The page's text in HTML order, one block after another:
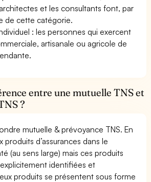
et les consultants font, par
de cette catégorie.
: les personnes qui exercent
artisanale ou agricole de
entre une mutuelle TNS et
?
mutuelle & prévoyance TNS. En
d’assurances dans le
(au sens large) mais ces produits
identifiées et
produits se présentent sous forme